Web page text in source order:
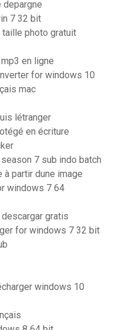
depargne
7 32 bit
photo gratuit
en ligne
for windows 10
mac
létranger
en écriture
7 sub indo batch
à partir dune image
windows 7 64
gratis
for windows 7 32 bit
windows 10